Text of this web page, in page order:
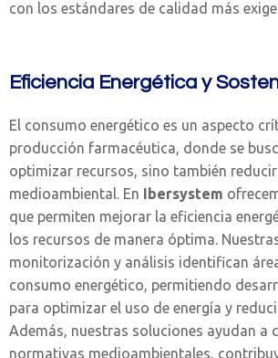
con los estándares de calidad más
Eficiencia Energética y
El consumo energético es un aspecto
producción farmacéutica, donde se
optimizar recursos, sino también
medioambiental. En Ibersystem
que permiten mejorar la eficiencia
los recursos de manera óptima.
monitorización y análisis identifican
consumo energético, permitiendo
para optimizar el uso de energía y
Además, nuestras soluciones ayudan a
normativas medioambientales,